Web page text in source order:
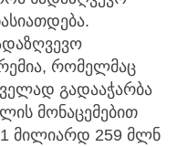
რომელმაც
გადააჭარბა
მონაცემებით
1 მილიარდ 259 მლნ